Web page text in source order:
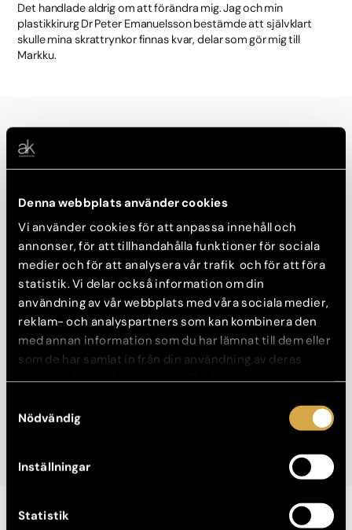
Denna webbplats använder cookies
Vi använder cookies för att anpassa innehåll och
annonser, för att tillhandahålla funktioner för sociala
medier och för att analysera vår trafik och för att föra
statistik. Vi delar också information om din
användning av vår webbplats med våra sociala medier,
reklam- och analyspartners som kan kombinera den
med annan information som du har lämnat till dem eller
som de har samlat in från din användning av deras
tjänster. Nedan kan du välja vilka kategorier du
mer information om hur varje kategori används.
Nödvändig
Inställningar
Statistik
Det handlade aldrig om att förändra mig. Jag och min
plastikkirurg Dr Peter Emanuelsson bestämde att självklart
skulle mina skrattrynkor finnas kvar, delar som gör mig till
Markku.
Vill du höra mer om Markkus resa?
Här berättar Markku varför han valde att genomgå en
och hans självkänsla.
https://youtu.be/TNzcHhpPBC0